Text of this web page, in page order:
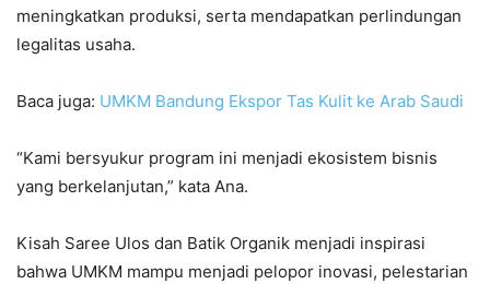
meningkatkan produksi, serta mendapatkan perlindungan
legalitas usaha.
Baca juga: UMKM Bandung Ekspor Tas Kulit ke Arab Saudi
“Kami bersyukur program ini menjadi ekosistem bisnis
yang berkelanjutan,” kata Ana.
Kisah Saree Ulos dan Batik Organik menjadi inspirasi
bahwa UMKM mampu menjadi pelopor inovasi, pelestarian